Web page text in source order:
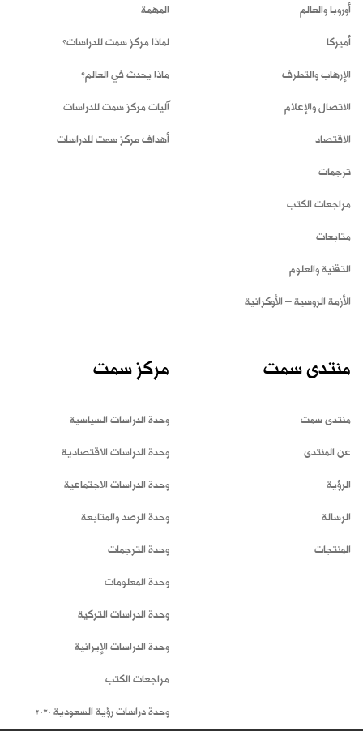
أوروبا والعالم
أميركا
الإرهاب والتطرف
الاتصال والإعلام
الاقتصاد
ترجمات
مراجعات الكتب
متابعات
التقنية والعلوم
الأزمة الروسية – الأوكرانية
المهمة
لماذا مركز سمت للدراسات؟
ماذا يحدث في العالم؟
آليات مركز سمت للدراسات
أهداف مركز سمت للدراسات
منتدى سمت
منتدى سمت
عن المنتدى
الرؤية
الرسالة
المنتجات
مركز سمت
وحدة الدراسات السياسية
وحدة الدراسات الاقتصادية
وحدة الدراسات الاجتماعية
وحدة الرصد والمتابعة
وحدة الترجمات
وحدة المعلومات
وحدة الدراسات التركية
وحدة الدراسات الإيرانية
مراجعات الكتب
وحدة دراسات رؤية السعودية 2030